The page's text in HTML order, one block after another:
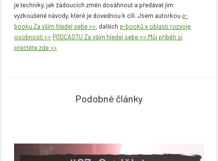
je techniky, jak žádoucích změn dosáhnout a předávat jim
vyzkoušené návody, které je dovednou k cíli. Jsem autorkou e-
booku Za vším hledej sebe >>, dalších e-booků v oblasti rozvoje
osobnosti >> PODCASTU Za vším hledej sebe >> Můj příběh si
přečtěte zde >>
Podobné články